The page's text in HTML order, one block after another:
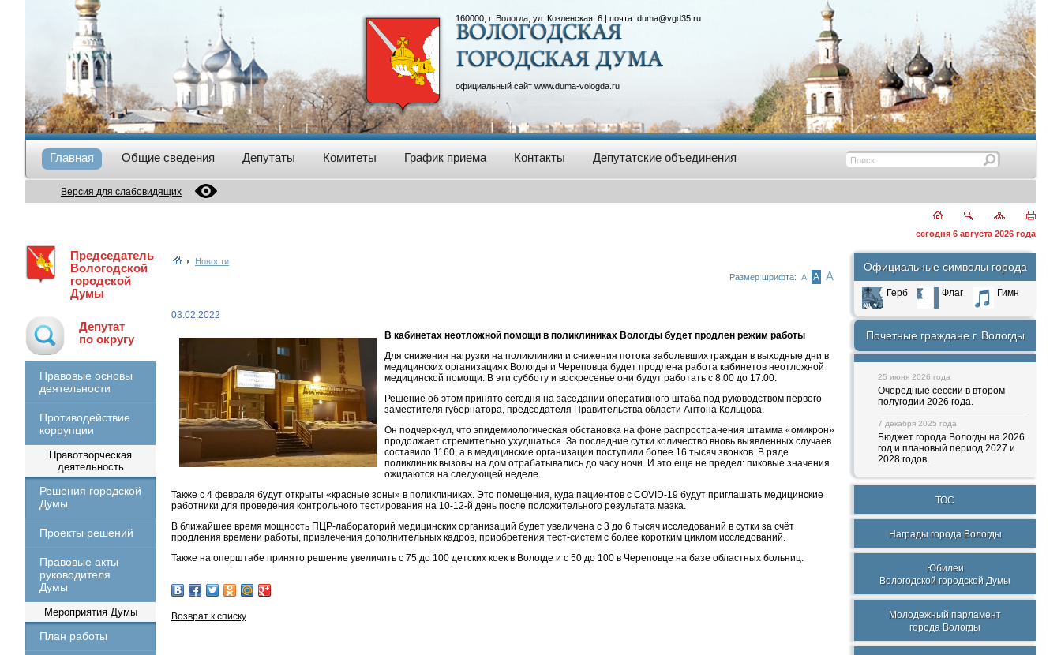
160000, г. Вологда, ул. Козленская, 6 | почта: duma@vgd35.ru
официальный сайт www.duma-vologda.ru
Главная Общие сведения Депутаты Комитеты График приема Контакты Депутатские объединения
Версия для слабовидящих
сегодня 6 августа 2026 года
Председатель
Вологодской
городской
Думы
Депутат
по округу
Правовые основы
деятельности
Противодействие
коррупции
Правотворческая
деятельность
Решения городской
Думы
Проекты решений
Правовые акты
руководителя
Думы
Мероприятия Думы
План работы
Новости
Размер шрифта: А А А
03.02.2022
В кабинетах неотложной помощи в поликлиниках Вологды будет продлен режим работы
Для снижения нагрузки на поликлиники и снижения потока заболевших граждан в выходные дни в
медицинских организациях Вологды и Череповца будет продлена работа кабинетов неотложной
медицинской помощи. В эти субботу и воскресенье они будут работать с 8.00 до 17.00.
Решение об этом принято сегодня на заседании оперативного штаба под руководством первого
заместителя губернатора, председателя Правительства области Антона Кольцова.
Он подчеркнул, что эпидемиологическая обстановка на фоне распространения штамма «омикрон»
продолжает стремительно ухудшаться. За последние сутки количество вновь выявленных случаев
составило 1160, а в медицинские организации поступили более 16 тысяч звонков. В ряде
поликлиник вызовы на дом отрабатывались до часу ночи. И это еще не предел: пиковые значения
ожидаются на следующей неделе.
Также с 4 февраля будут открыты «красные зоны» в поликлиниках. Это помещения, куда пациентов с COVID-19 будут приглашать медицинские
работники для проведения контрольного тестирования на 10-12-й день после положительного результата мазка.
В ближайшее время мощность ПЦР-лабораторий медицинских организаций будет увеличена с 3 до 6 тысяч исследований в сутки за счёт
продления времени работы, привлечения дополнительных кадров, приобретения тест-систем с более коротким циклом исследований.
Также на оперштабе принято решение увеличить с 75 до 100 детских коек в Вологде и с 50 до 100 в Череповце на базе областных больниц.
Возврат к списку
Официальные символы города
Герб Флаг Гимн
Почетные граждане г. Вологды
25 июня 2026 года
Очередные сессии в втором
полугодии 2026 года.
7 декабря 2025 года
Бюджет города Вологды на 2026
год и плановый период 2027 и
2028 годов.
ТОС
Награды города Вологды
Юбилеи
Вологодской городской Думы
Молодежный парламент
города Вологды